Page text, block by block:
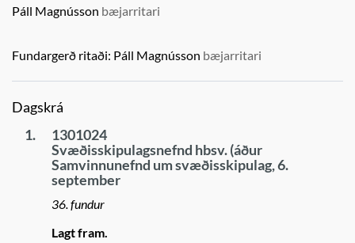
Páll Magnússon bæjarritari
Fundargerð ritaði: Páll Magnússon bæjarritari
Dagskrá
1.
1301024
Svæðisskipulagsnefnd hbsv. (áður
Samvinnunefnd um svæðisskipulag, 6.
september
36. fundur
Lagt fram.